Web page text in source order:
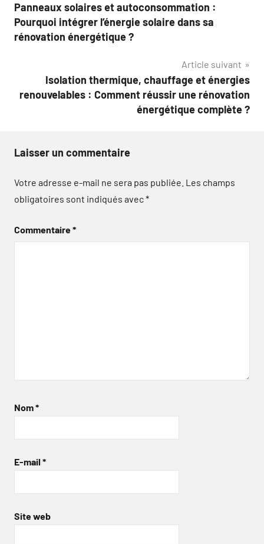
de
l’article
Panneaux solaires et autoconsommation :
Pourquoi intégrer l’énergie solaire dans sa
rénovation énergétique ?
Article suivant
Isolation thermique, chauffage et énergies
renouvelables : Comment réussir une rénovation
énergétique complète ?
Laisser un commentaire
Votre adresse e-mail ne sera pas publiée. Les champs
obligatoires sont indiqués avec*
Commentaire*
Nom*
E-mail *
Site web